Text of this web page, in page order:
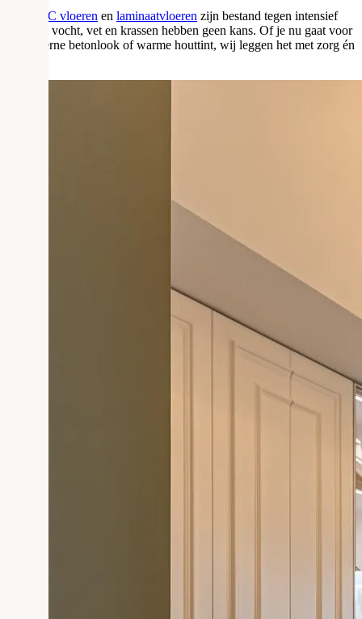
PVC vloeren en laminaatvloeren zijn bestand tegen intensief
gebruik – vocht, vet en krassen hebben geen kans. Of je nu gaat voor
een moderne betonlook of warme houttint, wij leggen het met zorg én